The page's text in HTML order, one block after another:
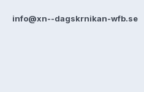
info@xn--dagskrnikan-wfb.se